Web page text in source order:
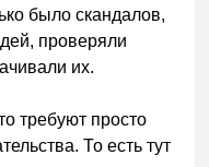
было скандалов,
проверяли
их.
требуют просто
То есть тут